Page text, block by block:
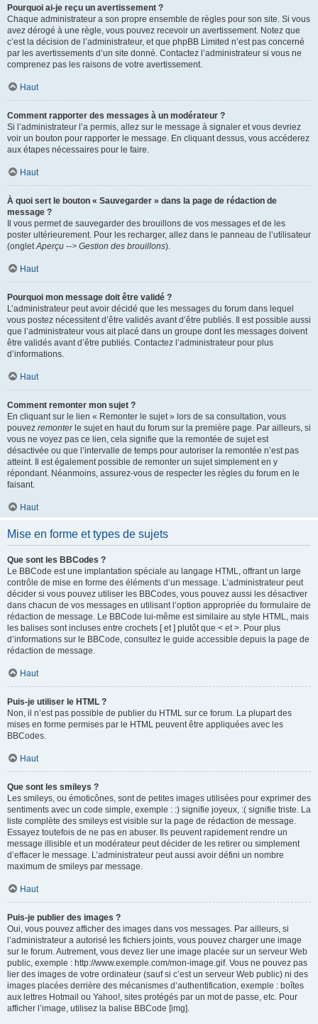
Pourquoi ai-je reçu un avertissement ?
Chaque administrateur a son propre ensemble de règles pour son site. Si vous
avez dérogé à une règle, vous pouvez recevoir un avertissement. Notez que
c’est la décision de l’administrateur, et que phpBB Limited n’est pas concerné
par les avertissements d’un site donné. Contactez l’administrateur si vous ne
comprenez pas les raisons de votre avertissement.
Haut
Comment rapporter des messages à un modérateur ?
Si l’administrateur l’a permis, allez sur le message à signaler et vous devriez
voir un bouton pour rapporter le message. En cliquant dessus, vous accéderez
aux étapes nécessaires pour le faire.
Haut
À quoi sert le bouton « Sauvegarder » dans la page de rédaction de
message ?
Il vous permet de sauvegarder des brouillons de vos messages et de les
poster ultérieurement. Pour les recharger, allez dans le panneau de l’utilisateur
(ongletAperçu --> Gestion des brouillons).
Haut
Pourquoi mon message doit être validé ?
L’administrateur peut avoir décidé que les messages du forum dans lequel
vous postez nécessitent d’être validés avant d’être publiés. Il est possible aussi
que l’administrateur vous ait placé dans un groupe dont les messages doivent
être validés avant d’être publiés. Contactez l’administrateur pour plus
d’informations.
Haut
Comment remonter mon sujet ?
En cliquant sur le lien « Remonter le sujet » lors de sa consultation, vous
pouvez remonterle sujet en haut du forum sur la première page. Par ailleurs, si
vous ne voyez pas ce lien, cela signifie que la remontée de sujet est
désactivée ou que l’intervalle de temps pour autoriser la remontée n’est pas
atteint. Il est également possible de remonter un sujet simplement en y
répondant. Néanmoins, assurez-vous de respecter les règles du forum en le
faisant.
Haut
Mise en forme et types de sujets
Que sont les BBCodes ?
Le BBCode est une implantation spéciale au langage HTML, offrant un large
contrôle de mise en forme des éléments d’un message. L’administrateur peut
décider si vous pouvez utiliser les BBCodes, vous pouvez aussi les désactiver
dans chacun de vos messages en utilisant l’option appropriée du formulaire de
rédaction de message. Le BBCode lui-même est similaire au style HTML, mais
les balises sont incluses entre crochets [ et ] plutôt que < et >. Pour plus
d’informations sur le BBCode, consultez le guide accessible depuis la page de
rédaction de message.
Haut
Puis-je utiliser le HTML ?
Non, il n’est pas possible de publier du HTML sur ce forum. La plupart des
mises en forme permises par le HTML peuvent être appliquées avec les
BBCodes.
Haut
Que sont les smileys ?
Les smileys, ou émoticônes, sont de petites images utilisées pour exprimer des
sentiments avec un code simple, exemple : :) signifie joyeux, :( signifie triste. La
liste complète des smileys est visible sur la page de rédaction de message.
Essayez toutefois de ne pas en abuser. Ils peuvent rapidement rendre un
message illisible et un modérateur peut décider de les retirer ou simplement
d’effacer le message. L’administrateur peut aussi avoir défini un nombre
maximum de smileys par message.
Haut
Puis-je publier des images ?
Oui, vous pouvez afficher des images dans vos messages. Par ailleurs, si
l’administrateur a autorisé les fichiers joints, vous pouvez charger une image
sur le forum. Autrement, vous devez lier une image placée sur un serveur Web
public, exemple : http://www.exemple.com/mon-image.gif. Vous ne pouvez pas
lier des images de votre ordinateur (sauf si c’est un serveur Web public) ni des
images placées derrière des mécanismes d’authentification, exemple : boîtes
aux lettres Hotmail ou Yahoo!, sites protégés par un mot de passe, etc. Pour
afficher l’image, utilisez la balise BBCode [img].